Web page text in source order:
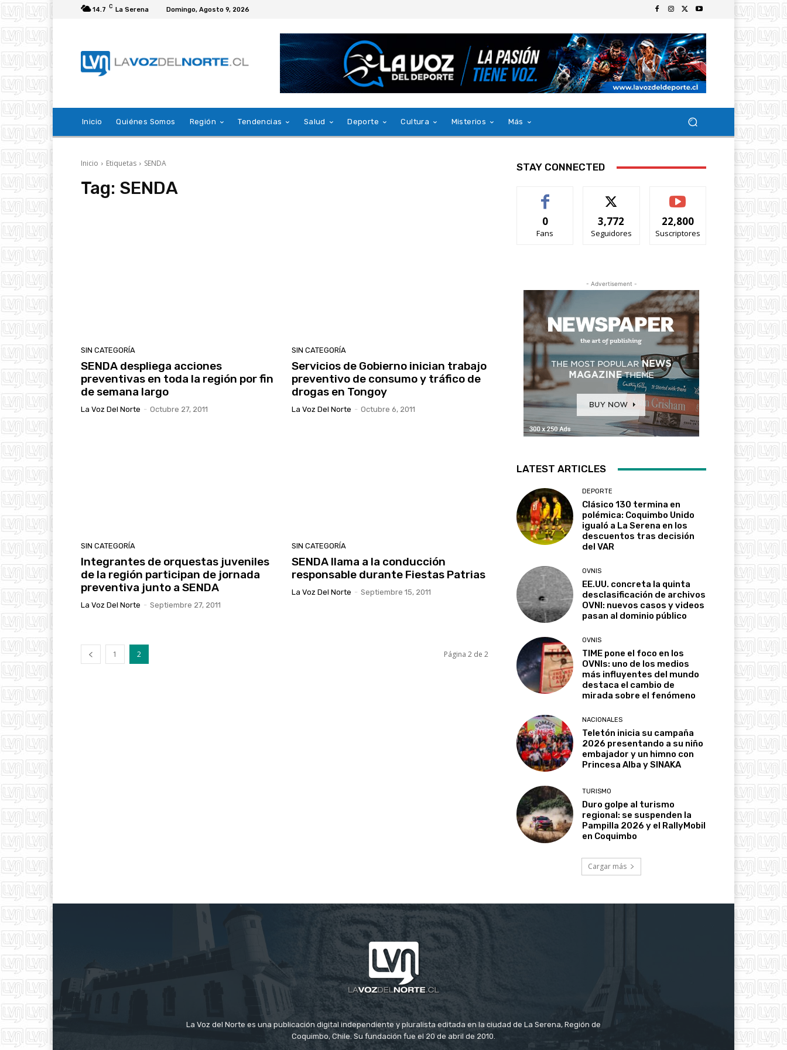
14.7 C La Serena Domingo, Agosto 9, 2026
Inicio Quiénes Somos Región Tendencias Salud Deporte Cultura Misterios Más
Inicio Etiquetas SENDA
Tag: SENDA
SIN CATEGORÍA
SENDA despliega acciones
preventivas en toda la región por fin
de semana largo
La Voz Del Norte - Octubre 27, 2011
SIN CATEGORÍA
Servicios de Gobierno inician trabajo
preventivo de consumo y tráfico de
drogas en Tongoy
La Voz Del Norte - Octubre 6, 2011
SIN CATEGORÍA
Integrantes de orquestas juveniles
de la región participan de jornada
preventiva junto a SENDA
La Voz Del Norte - Septiembre 27, 2011
SIN CATEGORÍA
SENDA llama a la conducción
responsable durante Fiestas Patrias
La Voz Del Norte - Septiembre 15, 2011
1 2 Página 2 de 2
STAY CONNECTED
0
Fans
3,772
Seguidores
22,800
Suscriptores
- Advertisement -
LATEST ARTICLES
DEPORTE
Clásico 130 termina en
polémica: Coquimbo Unido
igualó a La Serena en los
descuentos tras decisión
del VAR
OVNIS
EE.UU. concreta la quinta
desclasificación de archivos
OVNI: nuevos casos y videos
pasan al dominio público
OVNIS
TIME pone el foco en los
OVNIs: uno de los medios
más influyentes del mundo
destaca el cambio de
mirada sobre el fenómeno
NACIONALES
Teletón inicia su campaña
2026 presentando a su niño
embajador y un himno con
Princesa Alba y SINAKA
TURISMO
Duro golpe al turismo
regional: se suspenden la
Pampilla 2026 y el RallyMobil
en Coquimbo
Cargar más
La Voz del Norte es una publicación digital independiente y pluralista editada en la ciudad de La Serena, Región de
Coquimbo, Chile. Su fundación fue el 20 de abril de 2010.